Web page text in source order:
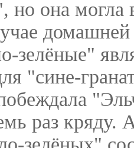
но она могла
зелёные"
"сине-
раз кряду.